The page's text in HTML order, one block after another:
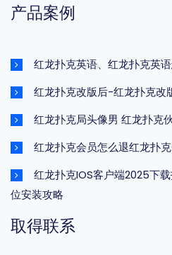
产品案例
红龙扑克英语、红龙扑克英
红龙扑克改版后-红龙扑克改
红龙扑克局头像男 红龙扑克
红龙扑克会员怎么退红龙扑
红龙扑克IOS客户端2025下
位安装攻略
取得联系